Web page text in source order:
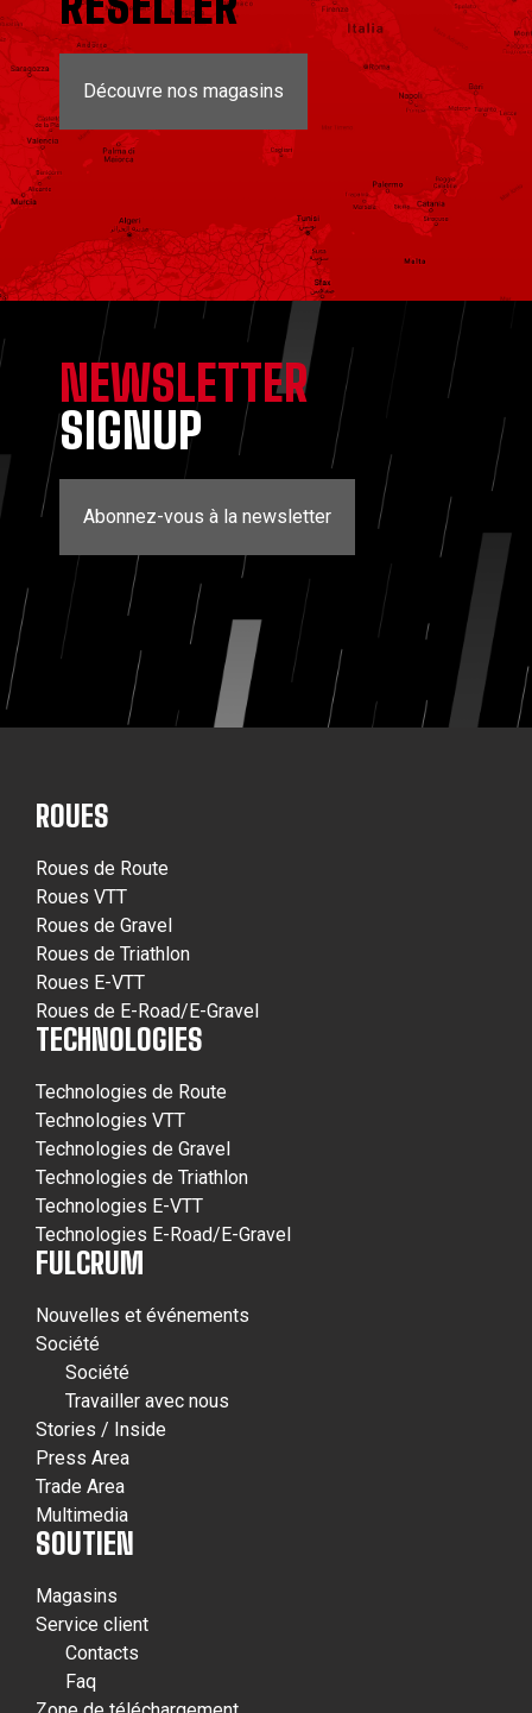
Découvre nos magasins
NEWSLETTER
SIGNUP
Abonnez-vous à la newsletter
ROUES
Roues de Route
Roues VTT
Roues de Gravel
Roues de Triathlon
Roues E-VTT
Roues de E-Road/E-Gravel
TECHNOLOGIES
Technologies de Route
Technologies VTT
Technologies de Gravel
Technologies de Triathlon
Technologies E-VTT
Technologies E-Road/E-Gravel
FULCRUM
Nouvelles et événements
Société
Société
Travailler avec nous
Stories / Inside
Press Area
Trade Area
Multimedia
SOUTIEN
Magasins
Service client
Contacts
Faq